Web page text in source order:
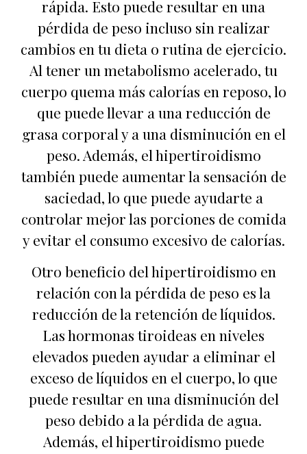
rápida. Esto puede resultar en una
pérdida de peso incluso sin realizar
cambios en tu dieta o rutina de ejercicio.
Al tener un metabolismo acelerado, tu
cuerpo quema más calorías en reposo, lo
que puede llevar a una reducción de
grasa corporal y a una disminución en el
peso. Además, el hipertiroidismo
también puede aumentar la sensación de
saciedad, lo que puede ayudarte a
controlar mejor las porciones de comida
y evitar el consumo excesivo de calorías.
Otro beneficio del hipertiroidismo en
relación con la pérdida de peso es la
reducción de la retención de líquidos.
Las hormonas tiroideas en niveles
elevados pueden ayudar a eliminar el
exceso de líquidos en el cuerpo, lo que
puede resultar en una disminución del
peso debido a la pérdida de agua.
Además, el hipertiroidismo puede